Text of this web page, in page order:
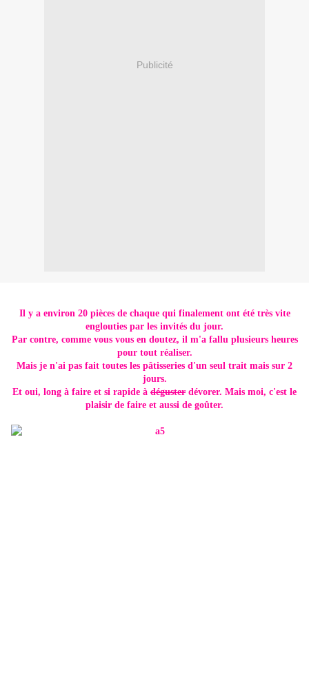
Publicité
Il y a environ 20 pièces de chaque qui finalement ont été très vite
englouties par les invités du jour.
Par contre, comme vous vous en doutez, il m'a fallu plusieurs heures
pour tout réaliser.
Mais je n'ai pas fait toutes les pâtisseries d'un seul trait mais sur 2
jours.
Et oui, long à faire et si rapide à déguster dévorer. Mais moi, c'est le
plaisir de faire et aussi de goûter.